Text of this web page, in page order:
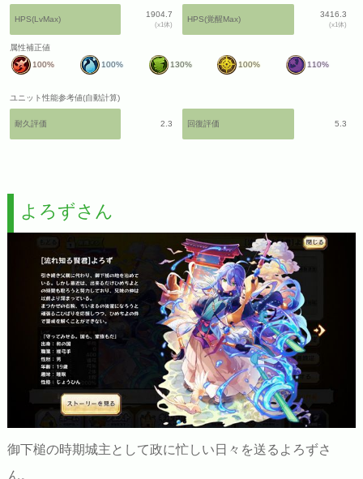
HPS(LvMax)
1904.7
(x1体)
HPS(覚醒Max)
3416.3
(x1体)
属性補正値
100%
100% 130% 100% 110%
ユニット性能参考値(自動計算)
耐久評価 2.3 回復評価 5.3
よろずさん
御下槌の時期城主として政に忙しい日々を送るよろずさ
ん。